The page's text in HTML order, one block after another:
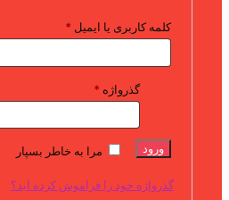
کلمه کاربری یا ایمیل *
گذرواژه *
مرا به خاطر بسپار ورود
گذرواژه خود را فراموش کرده اید؟